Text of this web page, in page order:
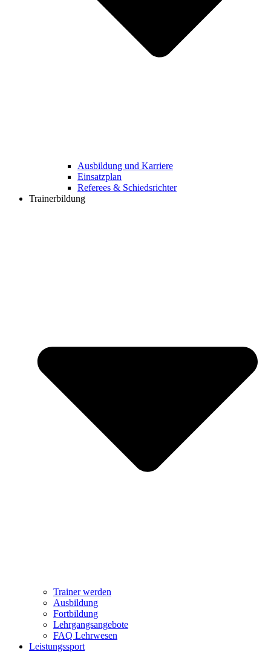
Ausbildung und Karriere
Einsatzplan
Referees & Schiedsrichter
Trainerbildung
Trainer werden
Ausbildung
Fortbildung
Lehrgangsangebote
FAQ Lehrwesen
Leistungssport